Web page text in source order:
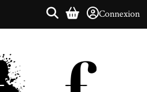
Connexion